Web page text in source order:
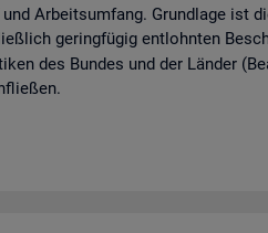
Ar­beits­um­fang. Grund­la­ge ist
ge­ring­fü­gig ent­lohn­ten
des Bun­des und der Län­der